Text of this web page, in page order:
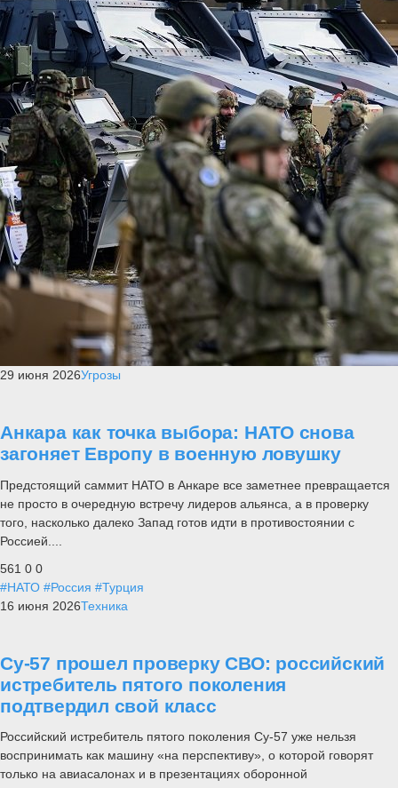
29 июня 2026Угрозы
Анкара как точка выбора: НАТО снова
загоняет Европу в военную ловушку
Предстоящий саммит НАТО в Анкаре все заметнее превращается
не просто в очередную встречу лидеров альянса, а в проверку
того, насколько далеко Запад готов идти в противостоянии с
Россией....
561 0 0
#НАТО #Россия #Турция
16 июня 2026Техника
Су-57 прошел проверку СВО: российский
истребитель пятого поколения
подтвердил свой класс
Российский истребитель пятого поколения Су-57 уже нельзя
воспринимать как машину «на перспективу», о которой говорят
только на авиасалонах и в презентациях оборонной